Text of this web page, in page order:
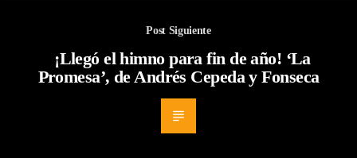
Post Siguiente
¡Llegó el himno para fin de año! ‘La
Promesa’, de Andrés Cepeda y Fonseca